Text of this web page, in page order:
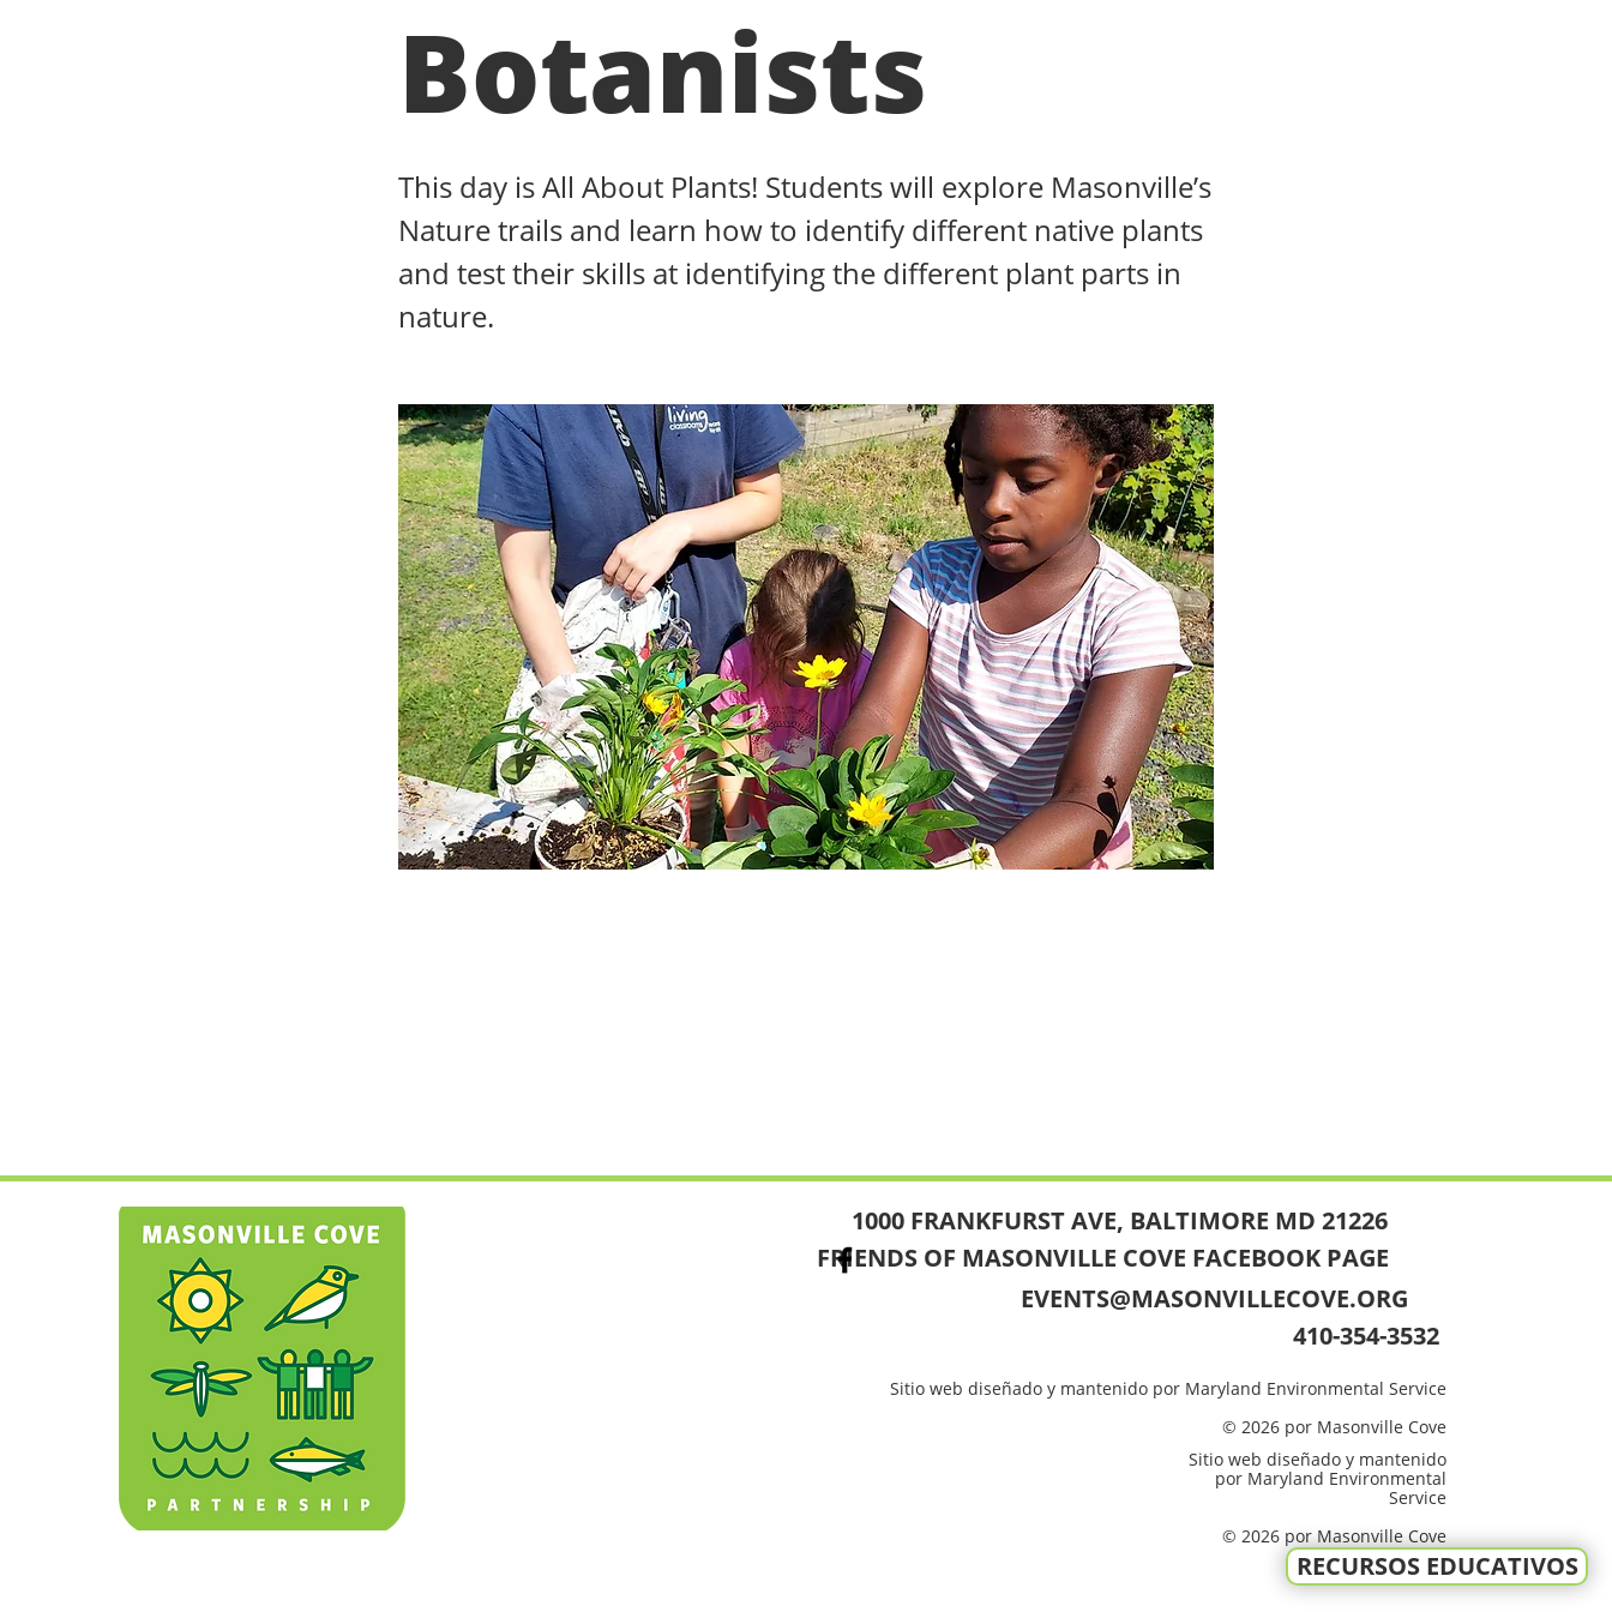
Botanists
This day is All About Plants! Students will explore Masonville’s
Nature trails and learn how to identify different native plants
and test their skills at identifying the different plant parts in
nature.
RECURSOS EDUCATIVOS
1000 FRANKFURST AVE, BALTIMORE MD 21226
FRIENDS OF MASONVILLE COVE FACEBOOK PAGE
EVENTS@MASONVILLECOVE.ORG
410-354-3532
Sitio web diseñado y mantenido por Maryland Environmental Service
© 2026 por Masonville Cove
Sitio web diseñado y mantenido
por Maryland Environmental
Service
© 2026 por Masonville Cove